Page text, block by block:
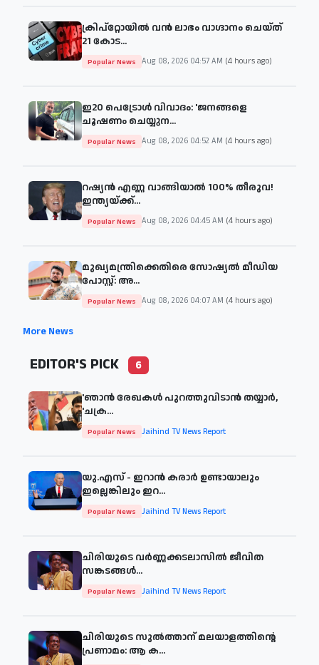
ക്രിപ്‌റ്റോയിൽ വൻ ലാഭം വാഗ്ദാനം ചെയ്ത്
21 കോട...
Popular News Aug 08, 2026 04:57 AM (4 hours ago)
ഇ20 പെട്രോള്‍ വിവാദം: 'ജനങ്ങളെ
ചൂഷണം ചെയ്യുന...
Popular News Aug 08, 2026 04:52 AM (4 hours ago)
റഷ്യൻ എണ്ണ വാങ്ങിയാൽ 100% തീരുവ!
ഇന്ത്യയ്ക്ക്...
Popular News Aug 08, 2026 04:45 AM (4 hours ago)
മുഖ്യമന്ത്രിക്കെതിരെ സോഷ്യൽ മീഡിയ
പോസ്റ്റ്: അ...
Popular News Aug 08, 2026 04:07 AM (4 hours ago)
More News
EDITOR'S PICK 6
'ഞാന്‍ രേഖകള്‍ പുറത്തുവിടാന്‍ തയ്യാര്‍,
'ചക്ര...
Popular News Jaihind TV News Report
യു.എസ് - ഇറാൻ കരാർ ഉണ്ടായാലും
ഇല്ലെങ്കിലും ഇറ...
Popular News Jaihind TV News Report
ചിരിയുടെ വര്‍ണ്ണക്കടലാസില്‍ ജീവിത
സങ്കടങ്ങള്‍...
Popular News Jaihind TV News Report
ചിരിയുടെ സുൽത്താന് മലയാളത്തിന്റെ
പ്രണാമം: ആ ക...